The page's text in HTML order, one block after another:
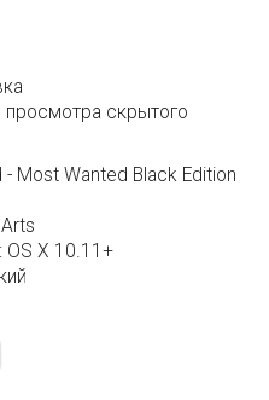
просмотра скрытого
- Most Wanted Black Edition
OS X 10.11+